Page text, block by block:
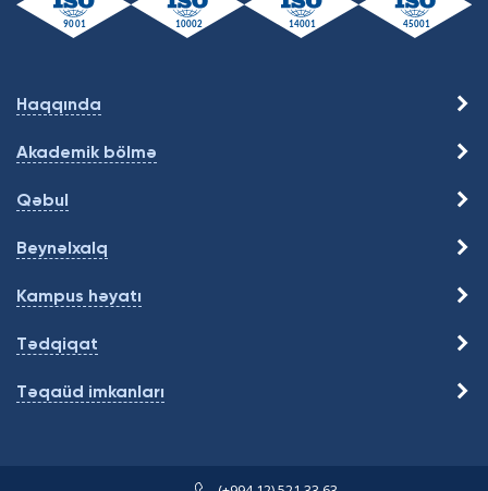
Haqqında
Akademik bölmə
Qəbul
Beynəlxalq
Kampus həyatı
Tədqiqat
Təqaüd imkanları